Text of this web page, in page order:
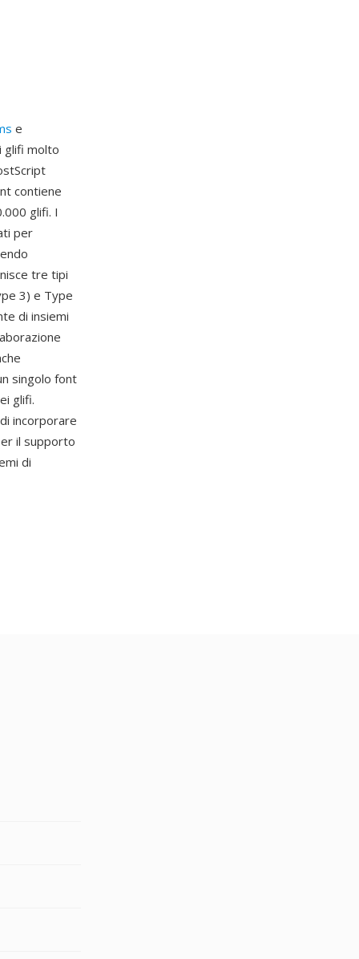
e
glifi molto
contiene
glifi. I
per
tre tipi
3) e Type
di insiemi
singolo font
glifi.
incorporare
il supporto
di